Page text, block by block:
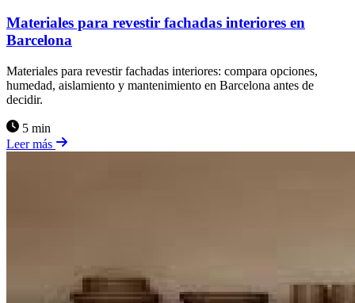
Materiales para revestir fachadas interiores en
Barcelona
Materiales para revestir fachadas interiores: compara opciones,
humedad, aislamiento y mantenimiento en Barcelona antes de
decidir.
5 min
Leer más